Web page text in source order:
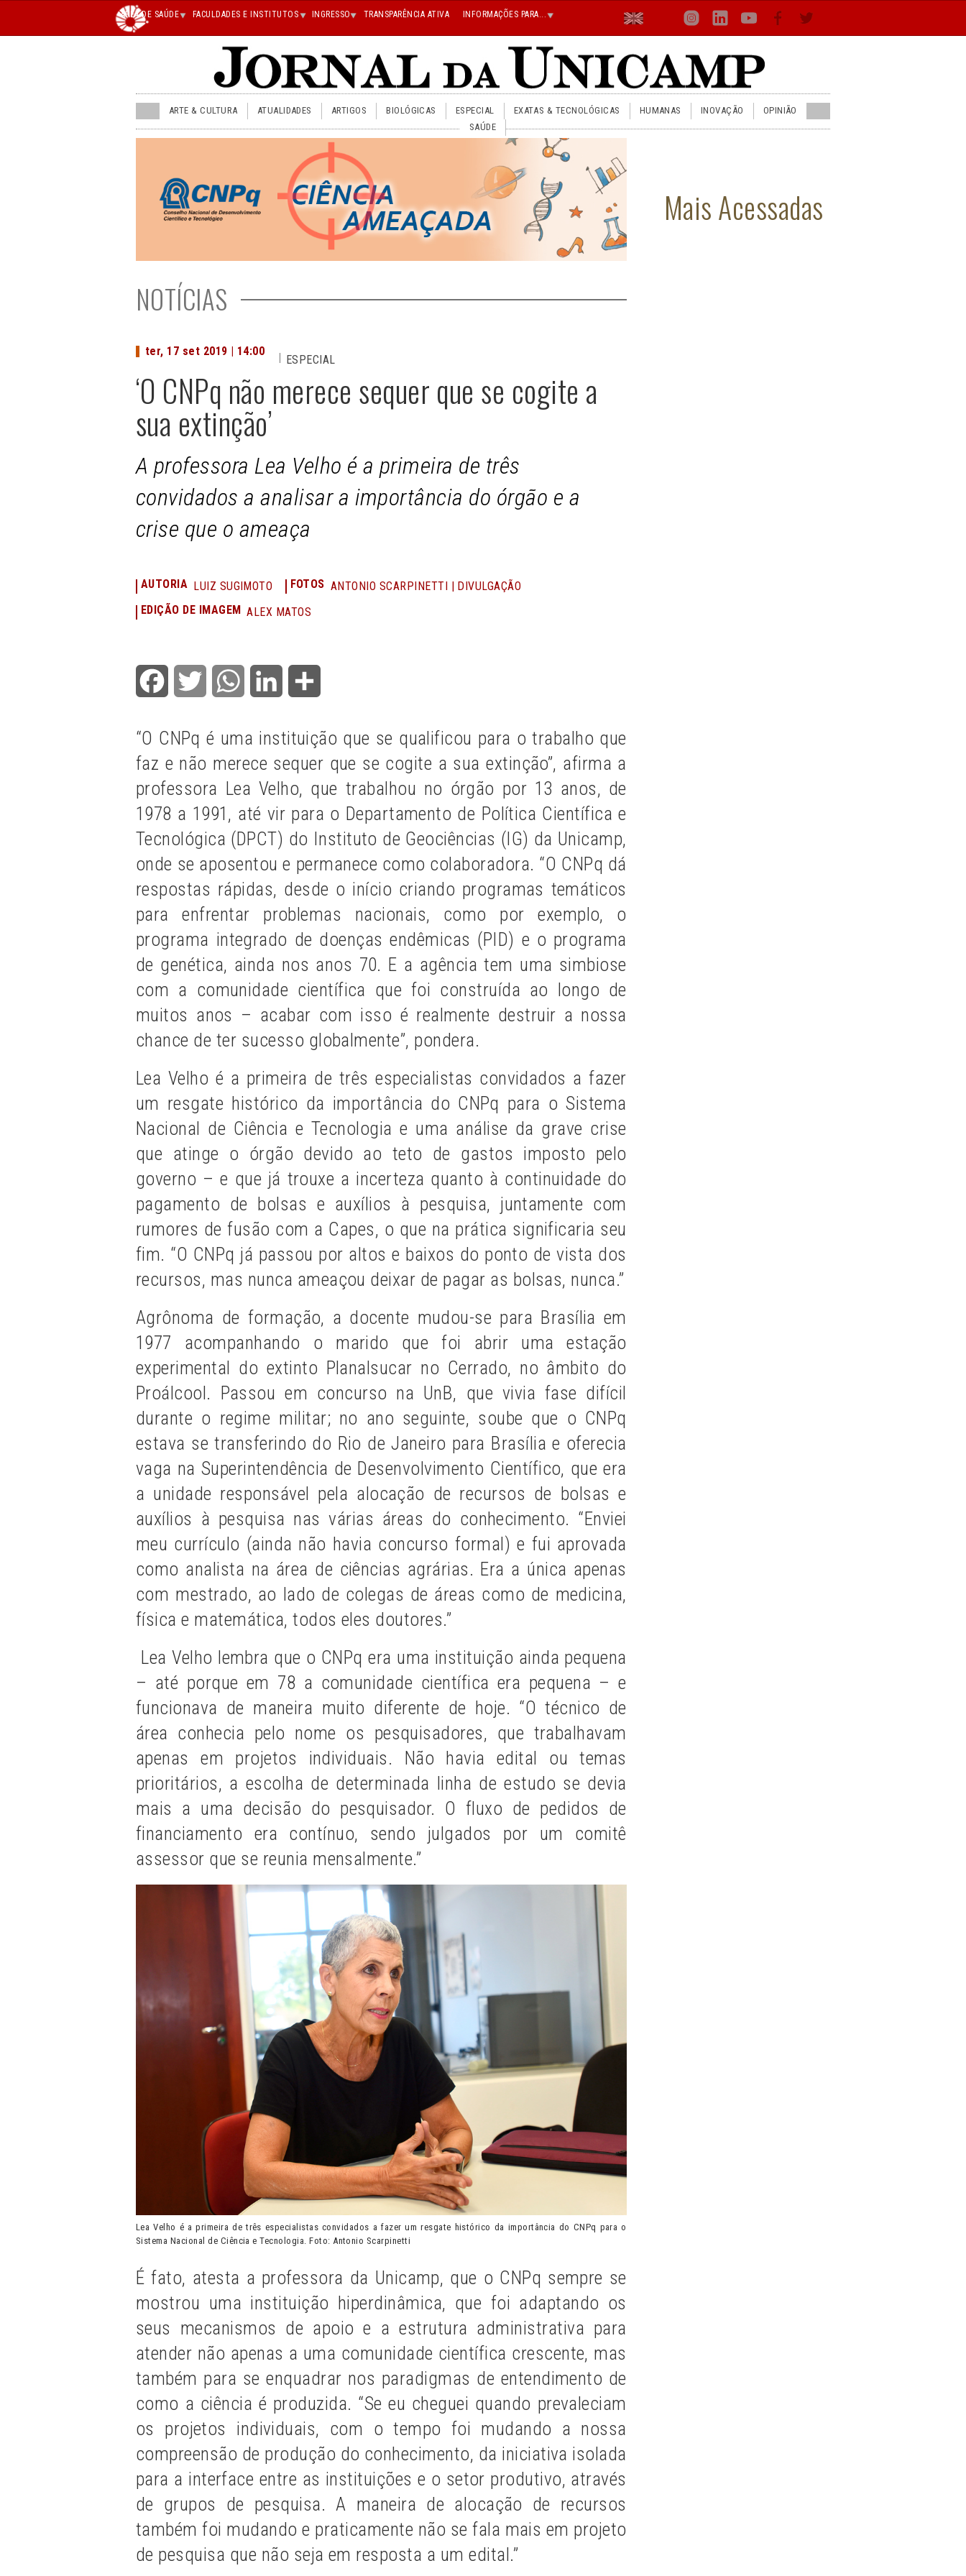
Main
superior
ÁREA DE SAÚDE FACULDADES E INSTITUTOS INGRESSO TRANSPARÊNCIA ATIVA INFORMAÇÕES PARA... Menu
Superior
Direito
En Inst Lin You Face Twit
JU
menu
ARTE & CULTURA ATUALIDADES ARTIGOS BIOLÓGICAS ESPECIAL EXATAS & TECNOLÓGICAS HUMANAS INOVAÇÃO
OPINIÃO
SAÚDE
NOTÍCIAS
‘O CNPq não merece sequer que se cogite a
sua extinção’
ter, 17 set 2019 | 14:00
ESPECIAL
A professora Lea Velho é a primeira de três
convidados a analisar a importância do órgão e a
crise que o ameaça
AUTORIA LUIZ SUGIMOTO FOTOS ANTONIO SCARPINETTI | DIVULGAÇÃO
EDIÇÃO DE IMAGEM ALEX MATOS
Facebook Twitter WhatsApp LinkedIn
“O CNPq é uma instituição que se qualificou para o trabalho que
faz e não merece sequer que se cogite a sua extinção”, afirma a
professora Lea Velho, que trabalhou no órgão por 13 anos, de
1978 a 1991, até vir para o Departamento de Política Científica e
Tecnológica (DPCT) do Instituto de Geociências (IG) da Unicamp,
onde se aposentou e permanece como colaboradora. “O CNPq dá
respostas rápidas, desde o início criando programas temáticos
para enfrentar problemas nacionais, como por exemplo, o
programa integrado de doenças endêmicas (PID) e o programa
de genética, ainda nos anos 70. E a agência tem uma simbiose
com a comunidade científica que foi construída ao longo de
muitos anos – acabar com isso é realmente destruir a nossa
chance de ter sucesso globalmente”, pondera.
Lea Velho é a primeira de três especialistas convidados a fazer
um resgate histórico da importância do CNPq para o Sistema
Nacional de Ciência e Tecnologia e uma análise da grave crise
que atinge o órgão devido ao teto de gastos imposto pelo
governo – e que já trouxe a incerteza quanto à continuidade do
pagamento de bolsas e auxílios à pesquisa, juntamente com
rumores de fusão com a Capes, o que na prática significaria seu
fim. “O CNPq já passou por altos e baixos do ponto de vista dos
recursos, mas nunca ameaçou deixar de pagar as bolsas, nunca.”
Agrônoma de formação, a docente mudou-se para Brasília em
1977 acompanhando o marido que foi abrir uma estação
experimental do extinto Planalsucar no Cerrado, no âmbito do
Proálcool. Passou em concurso na UnB, que vivia fase difícil
durante o regime militar; no ano seguinte, soube que o CNPq
estava se transferindo do Rio de Janeiro para Brasília e oferecia
vaga na Superintendência de Desenvolvimento Científico, que era
a unidade responsável pela alocação de recursos de bolsas e
auxílios à pesquisa nas várias áreas do conhecimento. “Enviei
meu currículo (ainda não havia concurso formal) e fui aprovada
como analista na área de ciências agrárias. Era a única apenas
com mestrado, ao lado de colegas de áreas como de medicina,
física e matemática, todos eles doutores.”
Lea Velho lembra que o CNPq era uma instituição ainda pequena
– até porque em 78 a comunidade científica era pequena – e
funcionava de maneira muito diferente de hoje. “O técnico de
área conhecia pelo nome os pesquisadores, que trabalhavam
apenas em projetos individuais. Não havia edital ou temas
prioritários, a escolha de determinada linha de estudo se devia
mais a uma decisão do pesquisador. O fluxo de pedidos de
financiamento era contínuo, sendo julgados por um comitê
assessor que se reunia mensalmente.”
Lea Velho é a primeira de três especialistas convidados a fazer um resgate histórico da importância do CNPq para o
Sistema Nacional de Ciência e Tecnologia. Foto: Antonio Scarpinetti
É fato, atesta a professora da Unicamp, que o CNPq sempre se
mostrou uma instituição hiperdinâmica, que foi adaptando os
seus mecanismos de apoio e a estrutura administrativa para
atender não apenas a uma comunidade científica crescente, mas
também para se enquadrar nos paradigmas de entendimento de
como a ciência é produzida. “Se eu cheguei quando prevaleciam
os projetos individuais, com o tempo foi mudando a nossa
compreensão de produção do conhecimento, da iniciativa isolada
para a interface entre as instituições e o setor produtivo, através
de grupos de pesquisa. A maneira de alocação de recursos
também foi mudando e praticamente não se fala mais em projeto
de pesquisa que não seja em resposta a um edital.”
Mais Acessadas